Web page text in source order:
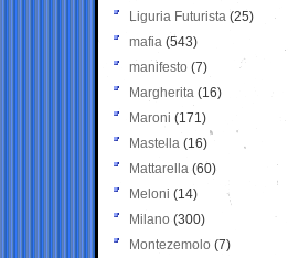
Liguria Futurista (25)
mafia (543)
manifesto (7)
Margherita (16)
Maroni (171)
Mastella (16)
Mattarella (60)
Meloni (14)
Milano (300)
Montezemolo (7)